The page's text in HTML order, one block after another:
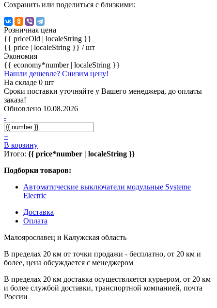
Сохранить или поделиться с близкими:
Розничная цена
{{ priceOld | localeString }}
{{ price | localeString }} / шт
Экономия
{{ economy*number | localeString }}
Нашли дешевле? Снизим цену!
На складе 0 шт
Сроки поставки уточняйте у Вашего менеджера, до оплаты
заказа!
Обновлено 10.08.2026
-
+
В корзину
Итого: {{ price*number | localeString }}
Подборки товаров:
Автоматические выключатели модульные Systeme
Electric
Доставка
Оплата
Малоярославец и Калужская область
В пределах 20 км от точки продажи - бесплатно, от 20 км и
более, цена обсуждается с менеджером
В пределах 20 км доставка осуществляется курьером, от 20 км
и более службой доставки, транспортной компанией, почта
России